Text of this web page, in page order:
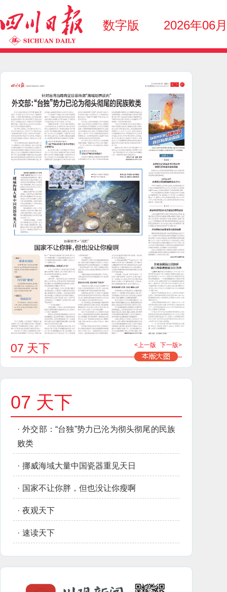
数字版 2026年06
07 天下 <上一版 下一版>
07 天下
· 外交部：“台独”势力已沦为彻头彻尾的民族
败类
· 挪威海域大量中国瓷器重见天日
· 国家不让你胖，但也没让你瘦啊
· 夜观天下
· 速读天下